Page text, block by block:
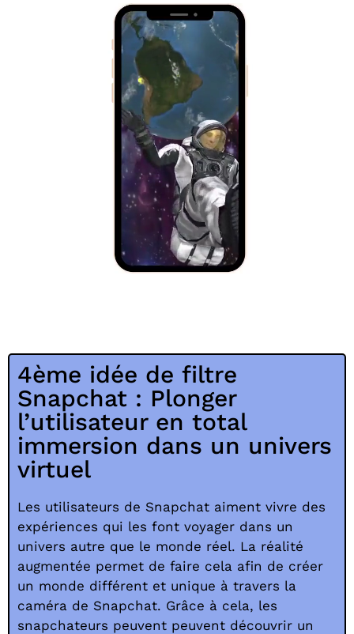
4ème idée de filtre
Snapchat : Plonger
l’utilisateur en total
immersion dans un univers
virtuel
Les utilisateurs de Snapchat aiment vivre des
expériences qui les font voyager dans un
univers autre que le monde réel. La réalité
augmentée permet de faire cela afin de créer
un monde différent et unique à travers la
caméra de Snapchat. Grâce à cela, les
snapchateurs peuvent peuvent découvrir un